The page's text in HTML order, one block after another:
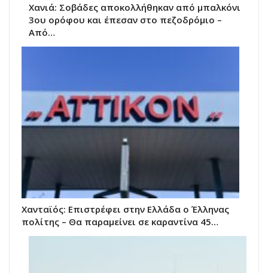
Χανιά: Σοβάδες αποκολλήθηκαν από μπαλκόνι
3ου ορόφου και έπεσαν στο πεζοδρόμιο –
Από…
Χανταϊός: Επιστρέφει στην Ελλάδα ο Έλληνας
πολίτης – Θα παραμείνει σε καραντίνα 45…